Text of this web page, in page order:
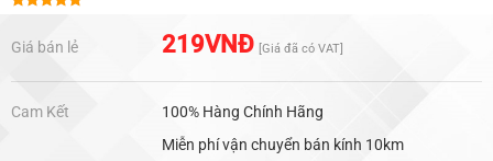
5 sao
Giá bán lẻ 219VNĐ [Giá đã có VAT]
Cam Kết
100% Hàng Chính Hãng
Miễn phí vận chuyển bán kính 10km